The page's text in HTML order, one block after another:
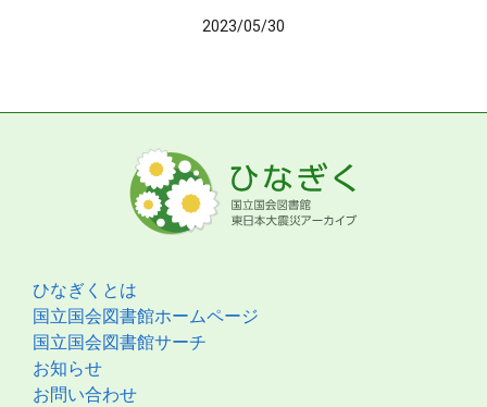
2023/05/30
ひなぎくとは
国立国会図書館ホームページ
国立国会図書館サーチ
お知らせ
お問い合わせ